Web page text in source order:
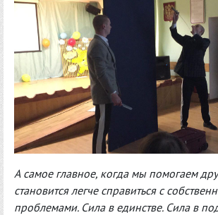
А самое главное, когда мы помогаем
становится легче справиться с
проблемами. Сила в единстве. Сила в